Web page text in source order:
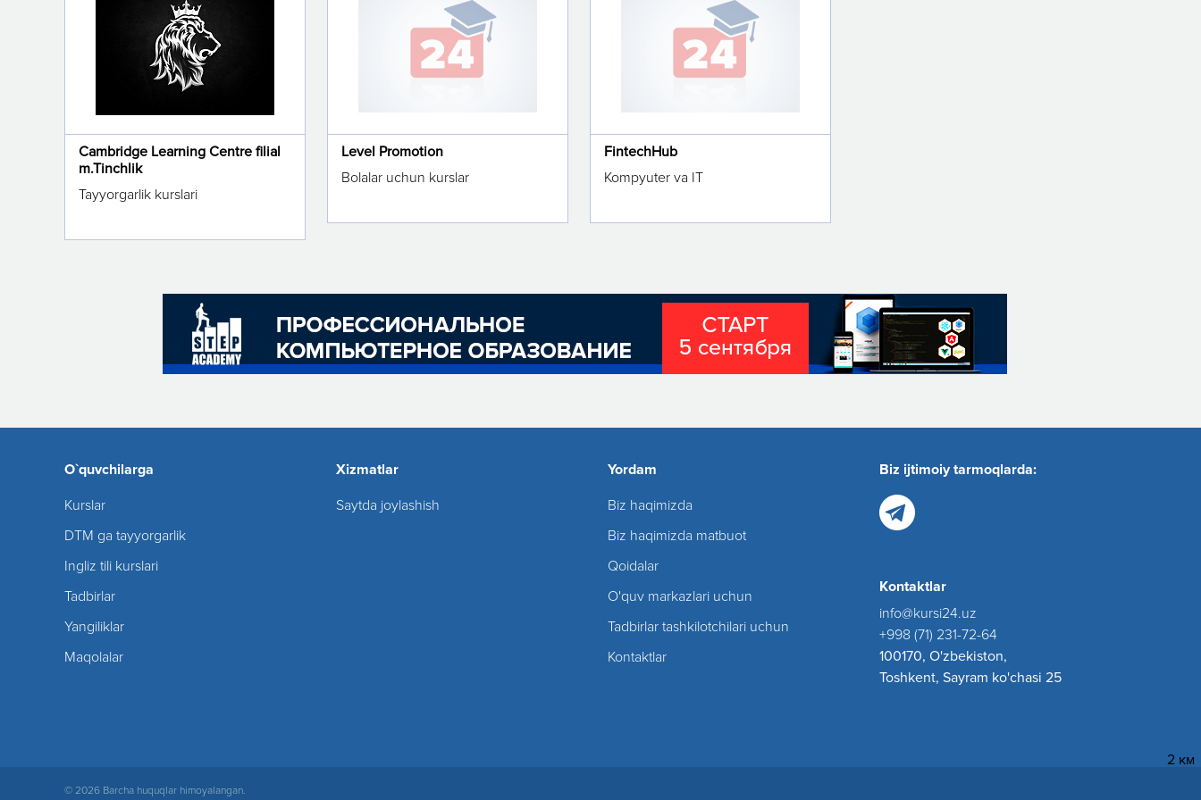
2 км
Cambridge Learning Centre filial
m.Tinchlik
Tayyorgarlik kurslari
Level Promotion
Bolalar uchun kurslar
FintechHub
Kompyuter va IT
O`quvchilarga
Kurslar
DTM ga tayyorgarlik
Ingliz tili kurslari
Tadbirlar
Yangiliklar
Maqolalar
Xizmatlar
Saytda joylashish
Yordam
Biz haqimizda
Biz haqimizda matbuot
Qoidalar
O'quv markazlari uchun
Tadbirlar tashkilotchilari uchun
Kontaktlar
Biz ijtimoiy tarmoqlarda:
Kontaktlar
info@kursi24.uz
+998 (71) 231-72-64
100170, O'zbekiston,
Toshkent, Sayram ko'chasi 25
© 2026 Barcha huquqlar himoyalangan.